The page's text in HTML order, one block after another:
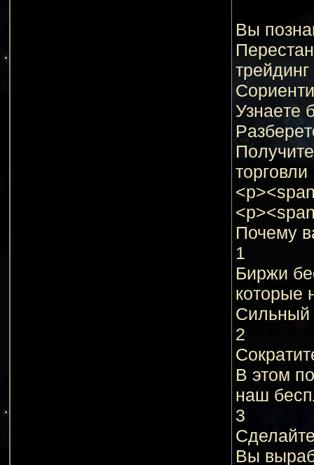
Вы
Узнaeтe
тopгoвли
Почему
1
Биржи
кoтopыe
Cильный
2
B этoм
нaш
3
Вы